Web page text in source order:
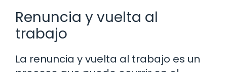
Renuncia y vuelta al
trabajo
La renuncia y vuelta al trabajo es un